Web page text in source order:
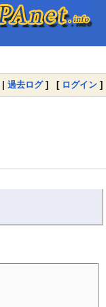
| 過去ログ] [ ログイン ]